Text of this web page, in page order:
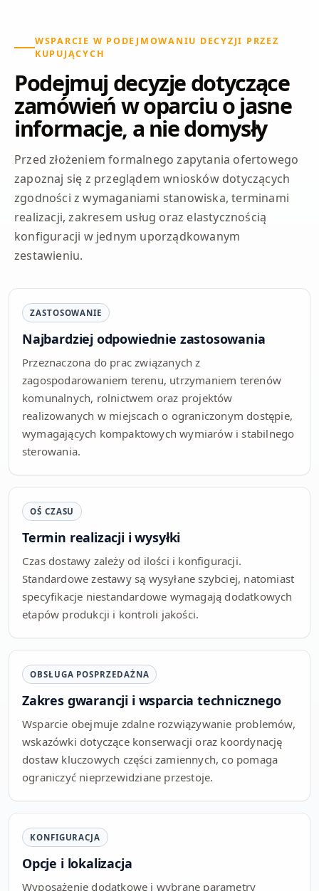
WSPARCIE W PODEJMOWANIU DECYZJI PRZEZ
KUPUJĄCYCH
Podejmuj decyzje dotyczące
zamówień w oparciu o jasne
informacje, a nie domysły
Przed złożeniem formalnego zapytania ofertowego
zapoznaj się z przeglądem wniosków dotyczących
zgodności z wymaganiami stanowiska, terminami
realizacji, zakresem usług oraz elastycznością
konfiguracji w jednym uporządkowanym
zestawieniu.
ZASTOSOWANIE
Najbardziej odpowiednie zastosowania
Przeznaczona do prac związanych z
zagospodarowaniem terenu, utrzymaniem terenów
komunalnych, rolnictwem oraz projektów
realizowanych w miejscach o ograniczonym dostępie,
wymagających kompaktowych wymiarów i stabilnego
sterowania.
OŚ CZASU
Termin realizacji i wysyłki
Czas dostawy zależy od ilości i konfiguracji.
Standardowe zestawy są wysyłane szybciej, natomiast
specyfikacje niestandardowe wymagają dodatkowych
etapów produkcji i kontroli jakości.
OBSŁUGA POSPRZEDAŻNA
Zakres gwarancji i wsparcia technicznego
Wsparcie obejmuje zdalne rozwiązywanie problemów,
wskazówki dotyczące konserwacji oraz koordynację
dostaw kluczowych części zamiennych, co pomaga
ograniczyć nieprzewidziane przestoje.
KONFIGURACJA
Opcje i lokalizacja
Wyposażenie dodatkowe i wybrane parametry